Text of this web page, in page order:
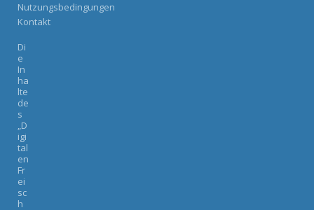
Nutzungsbedingungen
Kontakt
Di
e
In
ha
lte
de
s
„D
igi
tal
en
Fr
ei
sc
h